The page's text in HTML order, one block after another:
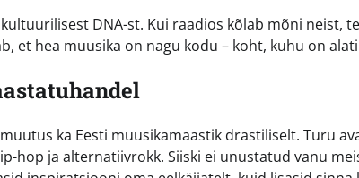
DNA-st. Kui raadios kõlab mõni neist,
et hea muusika on nagu kodu – koht, kuhu on
ka Eesti muusikamaastik drastiliselt. Turu
hop ja alternatiivrokk. Siiski ei unustatud vanu